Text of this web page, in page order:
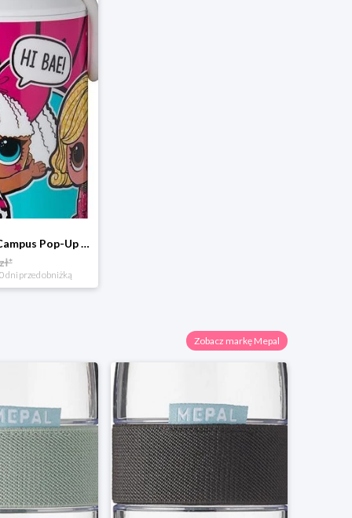
Bidon Mepal Campus Pop-Up L.O.L. 400ml Surprise 107410065385
dni przed obniżką
Zobacz markę Mepal